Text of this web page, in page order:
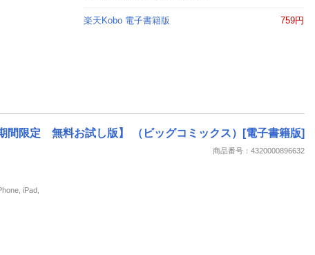
楽天Kobo 電子書籍版 759円
間限定 無料お試し版】 （ビッグコミックス）[電子書籍版]
商品番号：4320000896632
iPad,